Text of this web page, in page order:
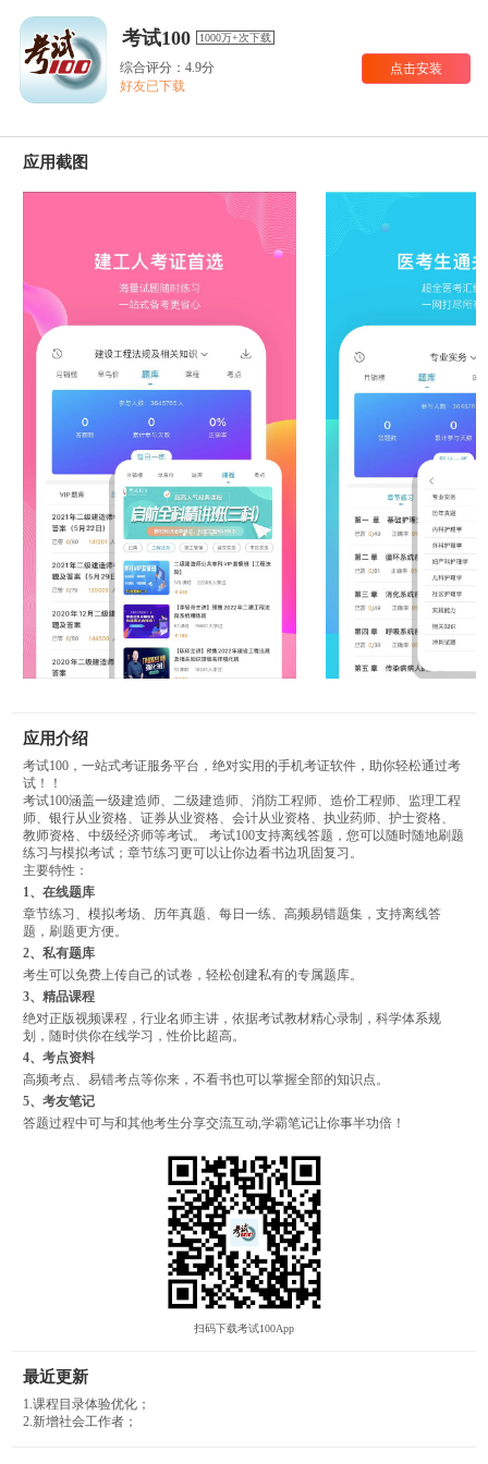
考试100 1000万+次下载
综合评分：4.9分
好友已下载
点击安装
应用截图
应用介绍
考试100，一站式考证服务平台，绝对实用的手机考证软件，助你轻松通过考
试！！
考试100涵盖一级建造师、二级建造师、消防工程师、造价工程师、监理工程
师、银行从业资格、证券从业资格、会计从业资格、执业药师、护士资格、
教师资格、中级经济师等考试。 考试100支持离线答题，您可以随时随地刷题
练习与模拟考试；章节练习更可以让你边看书边巩固复习。
主要特性：
1、在线题库
章节练习、模拟考场、历年真题、每日一练、高频易错题集，支持离线答
题，刷题更方便。
2、私有题库
考生可以免费上传自己的试卷，轻松创建私有的专属题库。
3、精品课程
绝对正版视频课程，行业名师主讲，依据考试教材精心录制，科学体系规
划，随时供你在线学习，性价比超高。
4、考点资料
高频考点、易错考点等你来，不看书也可以掌握全部的知识点。
5、考友笔记
答题过程中可与和其他考生分享交流互动,学霸笔记让你事半功倍！
扫码下载考试100App
最近更新
1.课程目录体验优化；
2.新增社会工作者；